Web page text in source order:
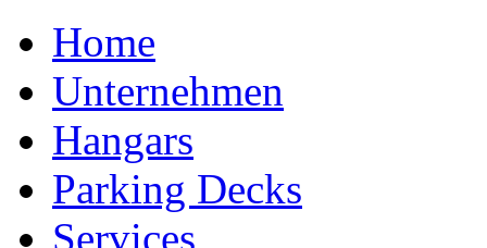
Home
Unternehmen
Hangars
Parking Decks
Services